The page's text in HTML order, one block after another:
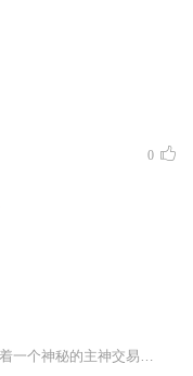
0
传说：三千界的交接处，存在着一个神秘的主神交易空间。每位面中，只有“气运宠儿”能打开通往的道路。——若以灵魂为代价，可获逆袭之金手指。